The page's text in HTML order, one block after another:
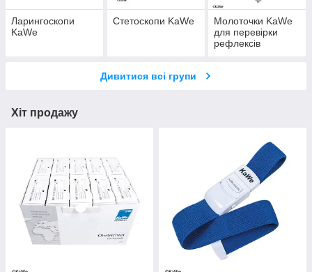
Ларингоскопи
KaWe
Стетоскопи KaWe
Молоточки KaWe
для перевірки
рефлексів
Дивитися всі групи
Хіт продажу